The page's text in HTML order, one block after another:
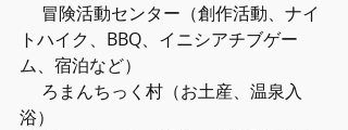
冒険活動センター（創作活動、ナイ
トハイク、BBQ、イニシアチブゲー
ム、宿泊など）
ろまんちっく村（お土産、温泉入
浴）